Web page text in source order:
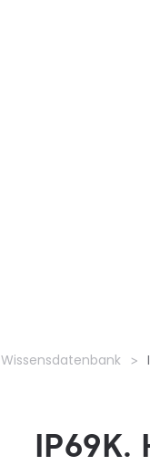
Wissensdatenbank